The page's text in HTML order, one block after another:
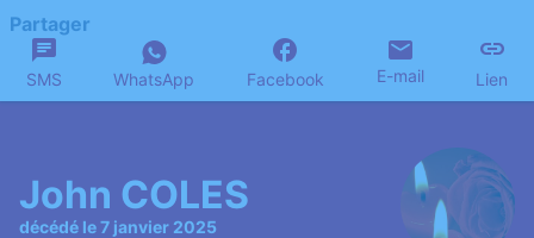
Partager
SMS WhatsApp Facebook E-mail Lien
John COLES
décédé le 7 janvier 2025